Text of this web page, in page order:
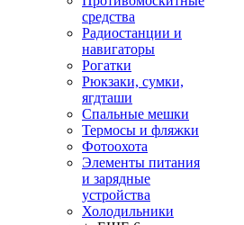
средства
Радиостанции и
навигаторы
Рогатки
Рюкзаки, сумки,
ягдташи
Спальные мешки
Термосы и фляжки
Фотоохота
Элементы питания
и зарядные
устройства
Холодильники